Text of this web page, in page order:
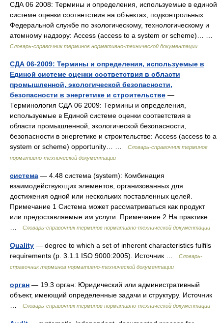
СДА 06 2008: Термины и определения, используемые в единой
системе оценки соответствия на объектах, подконтрольных
Федеральной службе по экологическому, технологическому и
атомному надзору: Access (access to a system or scheme)… …
Словарь-справочник терминов нормативно-технической документации
СДА 06-2009: Термины и определения, используемые в
Единой системе оценки соответствия в области
промышленной, экологической безопасности,
безопасности в энергетике и строительстве —
Терминология СДА 06 2009: Термины и определения,
используемые в Единой системе оценки соответствия в
области промышленной, экологической безопасности,
безопасности в энергетике и строительстве: Access (access to a
system or scheme) opportunity… …
Словарь-справочник терминов
нормативно-технической документации
система — 4.48 система (system): Комбинация
взаимодействующих элементов, организованных для
достижения одной или нескольких поставленных целей.
Примечание 1 Система может рассматриваться как продукт
или предоставляемые им услуги. Примечание 2 На практике…
Словарь-справочник терминов нормативно-технической документации
Quality — degree to which a set of inherent characteristics fulfils
requirements (p. 3.1.1 ISO 9000:2005). Источник …
Словарь-
справочник терминов нормативно-технической документации
орган — 19.3 орган: Юридический или административный
объект, имеющий определенные задачи и структуру. Источник
Словарь-справочник терминов нормативно-технической документации